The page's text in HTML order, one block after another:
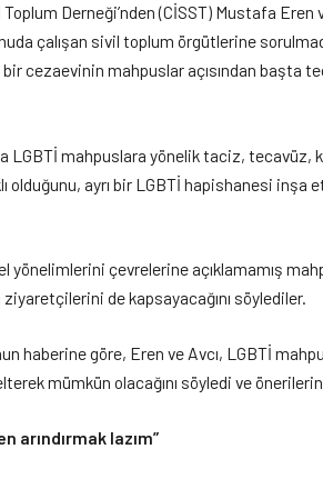
Derneği’nden (CİSST) Mustafa Eren
çalışan sivil toplum örgütlerine
cezaevinin mahpuslar açısından başta
LGBTİ mahpuslara yönelik taciz, tecavüz,
olduğunu, ayrı bir LGBTİ hapishanesi inşa
yönelimlerini çevrelerine açıklamamış
de kapsayacağını söylediler.
haberine göre, Eren ve Avcı, LGBTİ
mümkün olacağını söyledi ve önerilerini
arındırmak lazım”